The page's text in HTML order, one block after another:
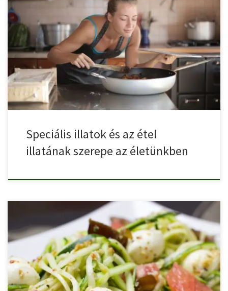
A funkcionális illatanyagok nem csak arról szólnak, hogy jó illatunk
[…]
Speciális illatok és az étel
illatának szerepe az életünkben
A cukkini az egyik legegészségesebb zöldség. Nyáron a kertek
tele […]